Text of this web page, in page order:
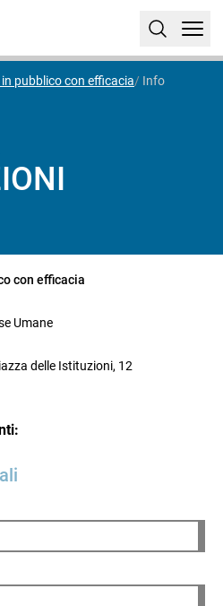
pubblico con efficacia Info
con efficacia
Umane
delle Istituzioni, 12